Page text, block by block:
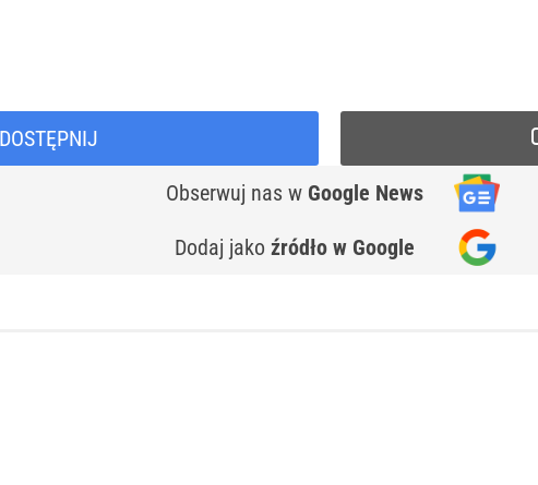
Obserwuj nas w Google News
Dodaj jako źródło w Google